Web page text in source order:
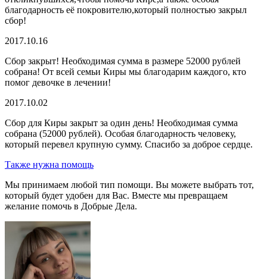
благодарность её покровителю,который полностью закрыл
сбор!
2017.10.16
Сбор закрыт! Необходимая сумма в размере 52000 рублей
собрана! От всей семьи Киры мы благодарим каждого, кто
помог девочке в лечении!
2017.10.02
Сбор для Киры закрыт за один день! Необходимая сумма
собрана (52000 рублей). Особая благодарность человеку,
который перевел крупную сумму. Спасибо за доброе сердце.
Также нужна помощь
Мы принимаем любой тип помощи. Вы можете выбрать тот,
который будет удобен для Вас. Вместе мы превращаем
желание помочь в Добрые Дела.